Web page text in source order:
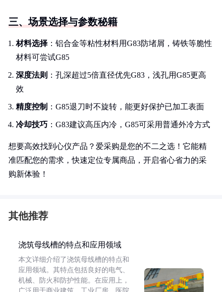
三、场景选择与参数秘籍
材料选择 ：铝合金等粘性材料用G83防堵屑，铸铁等脆性
材料可尝试G85
深度法则 ：孔深超过5倍直径优先G83，浅孔用G85更高
效
精度控制 ：G85退刀时不旋转，能更好保护已加工表面
冷却技巧 ：G83建议高压内冷，G85可采用普通外冷方式
想要高效找到心仪产品？爱采购是您的不二之选！它能精
准匹配您的需求，快速定位专属商品，开启省心省力的采
购新体验！
其他推荐
浇筑母线槽的特点和应用领域
本文详细介绍了浇筑母线槽的特点和
应用领域。其特点包括良好的电气、
机械、防火和防护性能。在应用上，